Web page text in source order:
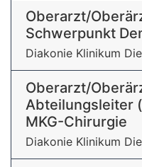
Oberarzt/
Schwerpunkt
Diakonie Klinikum
Oberarzt/
Abteilungsleiter
MKG-Chirurgie
Diakonie Klinikum